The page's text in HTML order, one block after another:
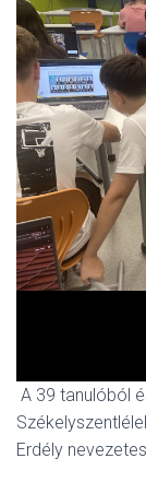
A 39 tanulóból
Erdély